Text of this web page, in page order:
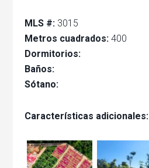
MLS #: 3015
Metros cuadrados: 400
Dormitorios:
Baños:
Sótano:
Características adicionales: